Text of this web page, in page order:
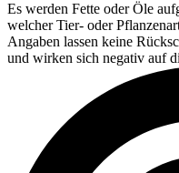
Es werden Fette oder Öle
welcher Tier- oder
Angaben lassen keine
und wirken sich negativ auf